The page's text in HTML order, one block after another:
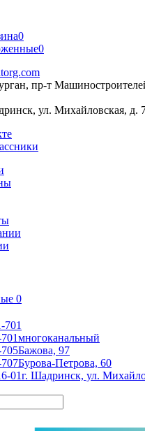
0
0
пр-т
ул. Михайловская, д.
0
701
многоканальный
Бажова, 97
Бурова-Петрова, 60
01г. Шадринск, ул.